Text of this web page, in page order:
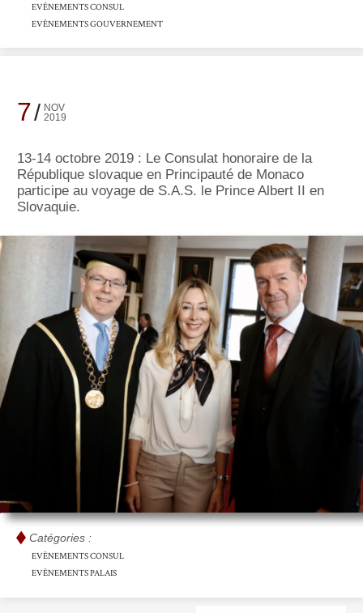
EVÈNEMENTS CONSUL
EVÈNEMENTS GOUVERNEMENT
7
NOV
2019
13-14 octobre 2019 : Le Consulat honoraire de la
République slovaque en Principauté de Monaco
participe au voyage de S.A.S. le Prince Albert II en
Slovaquie.
Catégories :
EVÈNEMENTS CONSUL
EVÈNEMENTS PALAIS